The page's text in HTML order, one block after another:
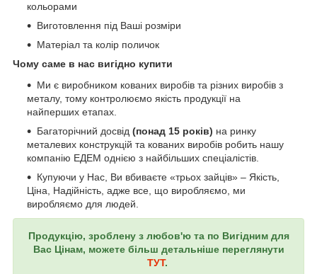
кольорами
Виготовлення під Ваші розміри
Матеріал та колір поличок
Чому саме в нас вигідно купити
Ми є виробником кованих виробів та різних виробів з
металу, тому контролюємо якість продукції на
найперших етапах.
Багаторічний досвід (понад 15 років) на ринку
металевих конструкцій та кованих виробів робить нашу
компанію ЕДЕМ однією з найбільших спеціалістів.
Купуючи у Нас, Ви вбиваєте «трьох зайців» – Якість,
Ціна, Надійність, адже все, що виробляємо, ми
виробляємо для людей.
Продукцію, зроблену з любов'ю та по Вигідним для
Вас Цінам, можете більш детальніше переглянути
ТУТ.